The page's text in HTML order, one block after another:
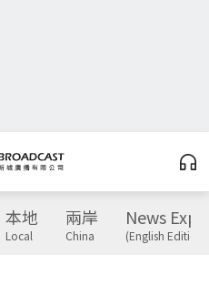
本地
Local
兩岸
China
News
(English Edition)